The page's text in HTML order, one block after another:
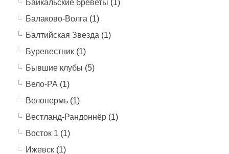
Байкальские бреветы (1)
Балаково-Волга(1)
Балтийская Звезда(1)
Буревестник(1)
Бывшие клубы (5)
Вело-РА(1)
Велопермь(1)
Вестланд-Рандоннёр(1)
Восток 1(1)
Ижевск(1)